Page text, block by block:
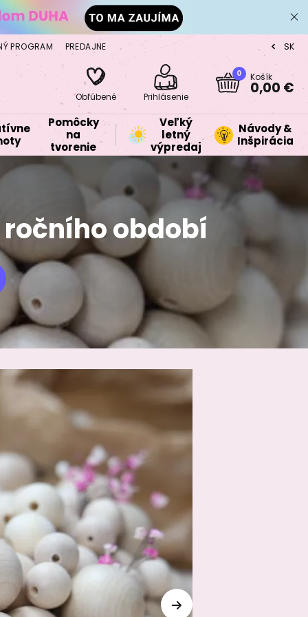
PROGRAM PREDAJNE CZ
SK
Obľúbené Prihlásenie
0 Košík
0,00 €
Pomôcky
na
tvorenie
Veľký
letný
výpredaj
Návody &
Inšpirácia
období